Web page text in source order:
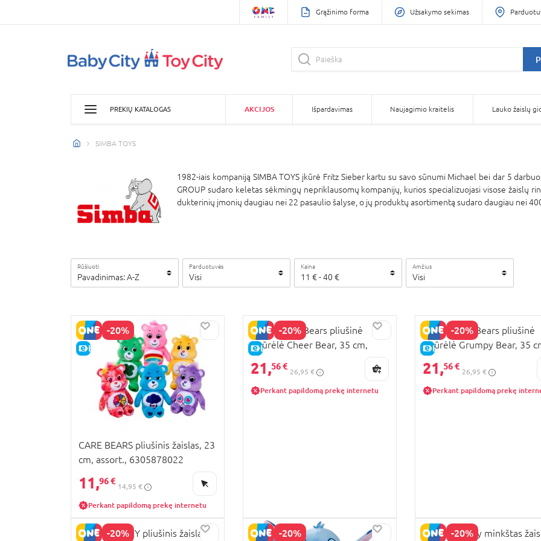
Grąžinimo forma Užsakymo sekimas
PREKIŲ KATALOGAS AKCIJOS Išpardavimas Naujagimio kraitelis Lauko žaislų
SIMBA TOYS
1982-iais kompaniją SIMBA TOYS įkūrė Fritz Sieber kartu su savo sūnumi Michael bei dar 5
GROUP sudaro keletas sėkmingų nepriklausomų kompanijų, kurios specializuojasi visose žaislų
dukterinių įmonių daugiau nei 22 pasaulio šalyse, o jų produktų asortimentą sudaro daugiau nei
Rūšiuoti
Pavadinimas: A-Z
Parduotuvės
Visi
Kaina
11 € -40 €
Amžius
Visi
-20%
E-KAINA
CARE BEARS pliušinis žaislas, 23
cm, assort., 6305878022
11,96 €
14,95 €
Perkant papildomą prekę internetu
-20%
E-KAINA
SIMBA Care Bears pliušinė
figūrėlė Cheer Bear, 35 cm,
6305878000038
21,56 €
26,95 €
Perkant papildomą prekę internetu
-20%
E-KAINA
SIMBA Care Bears pliušinė
figūrėlė Grumpy Bear, 35
6305878004038
21,56 €
26,95 €
Perkant papildomą prekę
-20%
SIMBA DISNEY pliušinis žaislas
-20% -20%
SIMBA Disney minkštas